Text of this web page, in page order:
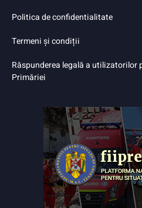
Politica de confidentialitate
Termeni și condiții
Răspunderea legală a utilizatorilor
Primăriei